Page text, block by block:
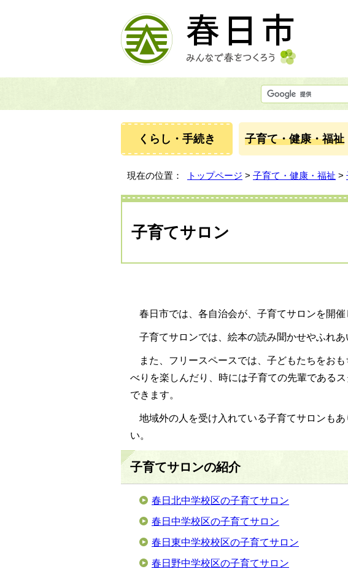
くらし・手続き 子育て・健康・福祉
現在の位置： トップページ > 子育て・健康・福祉 >
子育てサロン
春日市では、各自治会が、子育てサロンを開催
子育てサロンでは、絵本の読み聞かせやふれ
また、フリースペースでは、子どもたちをお
べりを楽しんだり、時には子育ての先輩である
できます。
地域外の人を受け入れている子育てサロンも
い。
子育てサロンの紹介
春日北中学校区の子育てサロン
春日中学校区の子育てサロン
春日東中学校校区の子育てサロン
春日野中学校区の子育てサロン